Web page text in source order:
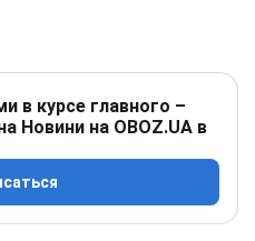
в курсе главного –
Новини на OBOZ.UA в